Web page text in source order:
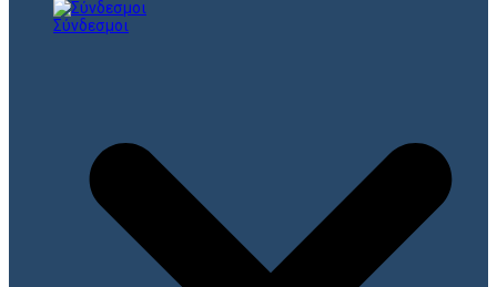
Σύνδεσμοι